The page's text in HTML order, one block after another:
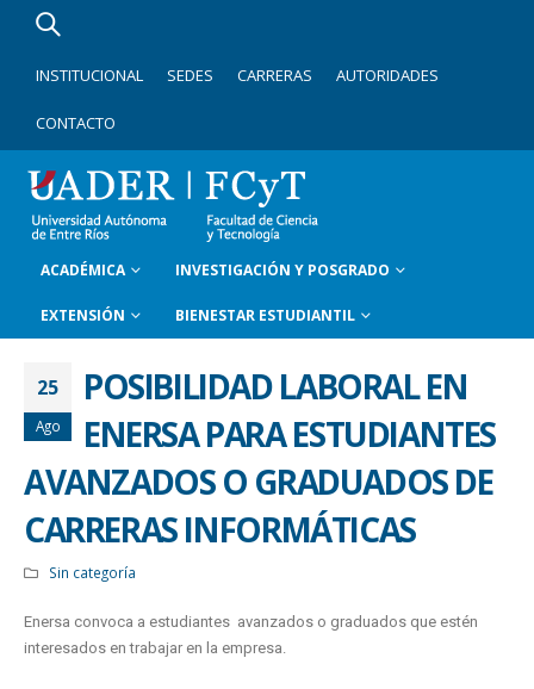
INSTITUCIONAL SEDES CARRERAS AUTORIDADES
CONTACTO
ACADÉMICA INVESTIGACIÓN Y POSGRADO
EXTENSIÓN BIENESTAR ESTUDIANTIL
25
Ago
POSIBILIDAD LABORAL EN
ENERSA PARA ESTUDIANTES
AVANZADOS O GRADUADOS DE
CARRERAS INFORMÁTICAS
Sin categoría
Enersa convoca a estudiantes avanzados o graduados que estén
interesados en trabajar en la empresa.